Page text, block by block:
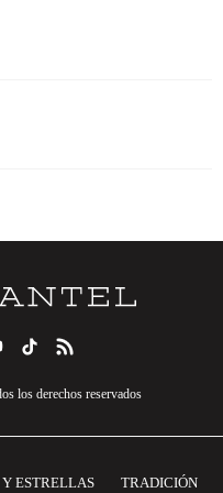
los derechos reservados
ESTRELLAS
TRADICIÓN